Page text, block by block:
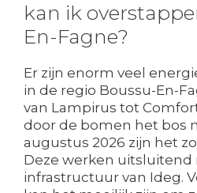
kan ik
En-Fagne?
Er zijn enorm veel
in de regio Boussu-En-
van Lampirus tot
door de bomen het bos
augustus 2026 zijn het
Deze werken uitsluitend
infrastructuur van Ideg.